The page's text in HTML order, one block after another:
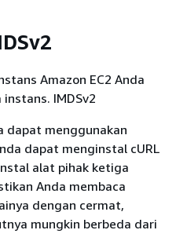
Amazon EC2 Anda
IMDSv2
dapat menggunakan
dapat menginstal cURL
alat pihak ketiga
Anda membaca
dengan cermat,
mungkin berbeda dari